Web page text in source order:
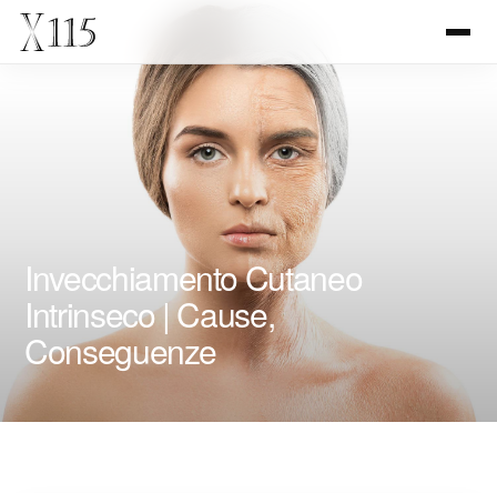
Invecchiamento Cutaneo
Intrinseco | Cause,
Conseguenze